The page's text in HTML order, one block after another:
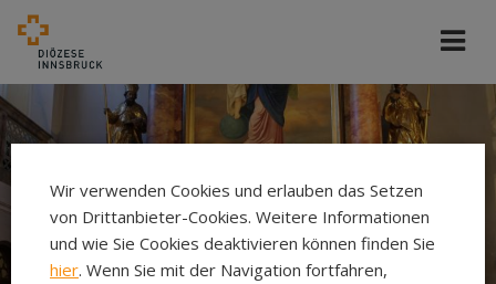
Wir verwenden Cookies und erlauben das Setzen
von Drittanbieter-Cookies. Weitere Informationen
und wie Sie Cookies deaktivieren können finden Sie
hier. Wenn Sie mit der Navigation fortfahren,